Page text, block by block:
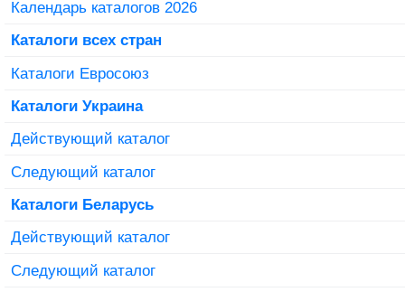
Календарь каталогов 2026
Каталоги всех стран
Каталоги Евросоюз
Каталоги Украина
Действующий каталог
Следующий каталог
Каталоги Беларусь
Действующий каталог
Следующий каталог